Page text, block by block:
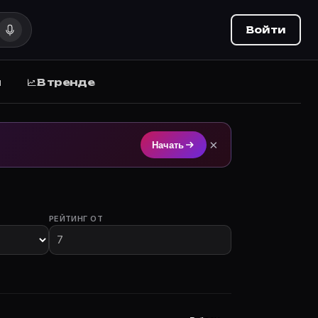
на Movie Planner (movie-planner.ru).
Войти
В тренде
Начать ×
РЕЙТИНГ ОТ